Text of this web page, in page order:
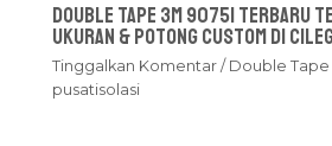
Double Tape 3M 9075i Terbaru
Ukuran & Potong Custom Di
Tinggalkan Komentar / Double Tape
pusatisolasi